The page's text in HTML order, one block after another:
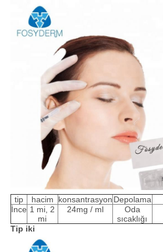
tip hacim konsantrasyon Depolama
İnce 1 mi, 2
mi
24mg / ml
Oda
sıcaklığı
Tip iki